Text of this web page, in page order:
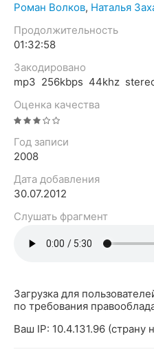
Роман Волков, Наталья
Продолжительность
01:32:58
Закодировано
mp3 256kbps 44khz
Оценка качества
Год записи
2008
Дата добавления
30.07.2012
Слушать фрагмент
Загрузка для
по требования
Ваш IP: 10.4.131.96 (страну